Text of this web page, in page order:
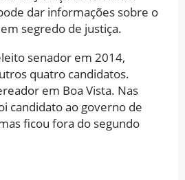
dar informações sobre o
segredo de justiça.
senador em 2014,
quatro candidatos.
em Boa Vista. Nas
candidato ao governo de
ficou fora do segundo